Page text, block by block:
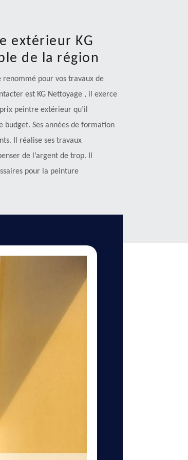
extérieur KG
de la région
renommé pour vos travaux de
est KG Nettoyage , il exerce
peintre extérieur qu’il
Ses années de formation
Il réalise ses travaux
de l’argent de trop. Il
pour la peinture